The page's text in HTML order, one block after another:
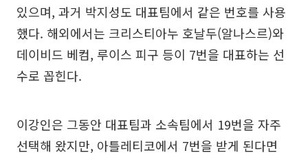
있으며, 과거 박지성도 대표팀에서 같은 번호를 사용
했다. 해외에서는 크리스티아누 호날두(알나스르)와
데이비드 베컴, 루이스 피구 등이 7번을 대표하는 선
수로 꼽힌다.
이강인은 그동안 대표팀과 소속팀에서 19번을 자주
선택해 왔지만, 아틀레티코에서 7번을 받게 된다면